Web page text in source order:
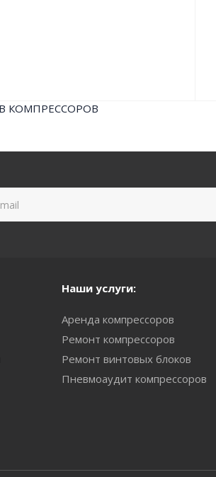
Наши услуги:
Аренда компрессоров
Ремонт компрессоров
Ремонт винтовых блоков
Пневмоаудит компрессоров